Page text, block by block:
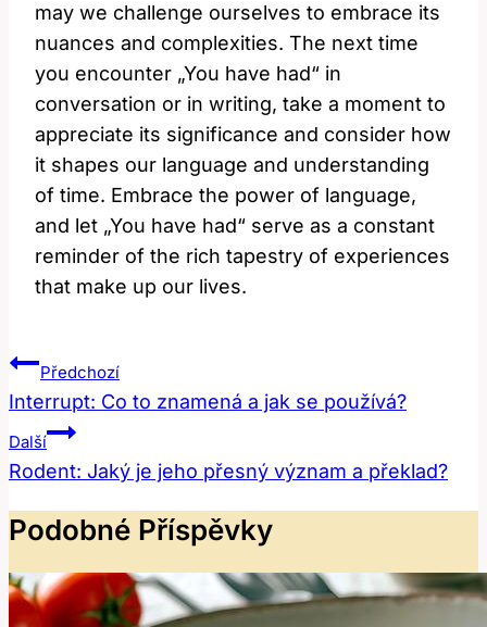
may we challenge ourselves to embrace its
nuances and complexities. The next time
you encounter „You have had“ in
conversation or in writing, take a moment to
appreciate its significance and consider how
it shapes our language and understanding
of time. Embrace the power of language,
and let „You have had“ serve as a constant
reminder of the rich tapestry of experiences
that make up our lives.
Navigace
Pro
Příspěvek
Předchozí
Interrupt: Co to znamená a jak se používá?
Další
Rodent: Jaký je jeho přesný význam a překlad?
Podobné Příspěvky